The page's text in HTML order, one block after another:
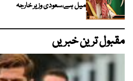
میل ہے،سعودی وزیر خارجہ
مقبول ترین خبریں